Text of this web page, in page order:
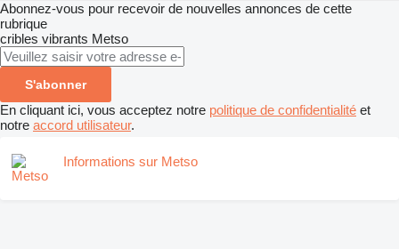
Abonnez-vous pour recevoir de nouvelles annonces de cette
rubrique
cribles vibrants Metso
S'abonner
En cliquant ici, vous acceptez notre politique de confidentialité et
notre accord utilisateur.
Informations sur Metso